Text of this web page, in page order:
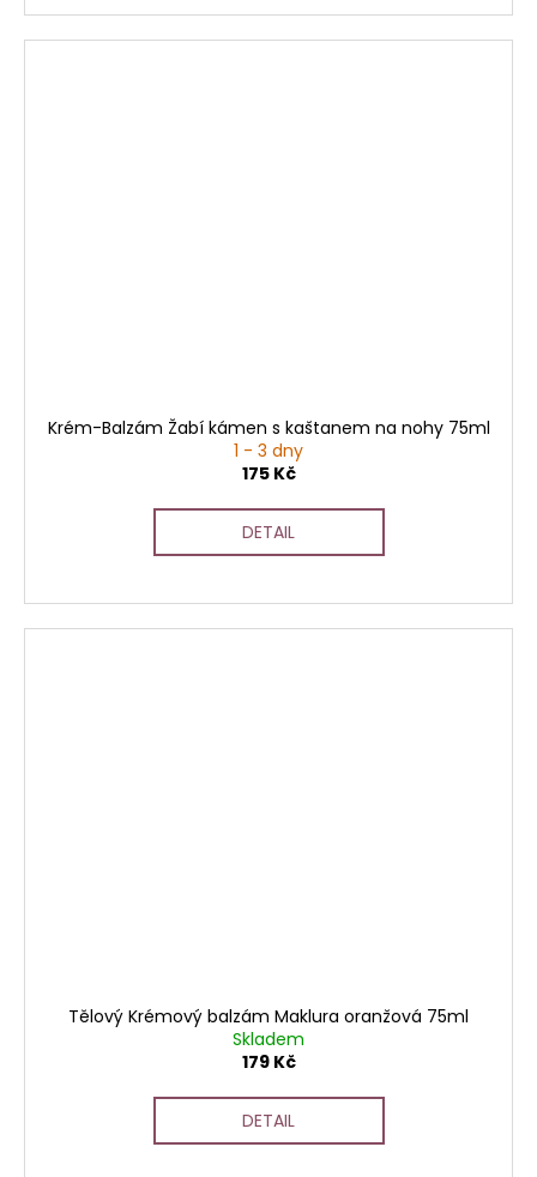
Krém-Balzám Žabí kámen s kaštanem na nohy 75ml
1 - 3 dny
175 Kč
DETAIL
Tělový Krémový balzám Maklura oranžová 75ml
Skladem
179 Kč
DETAIL